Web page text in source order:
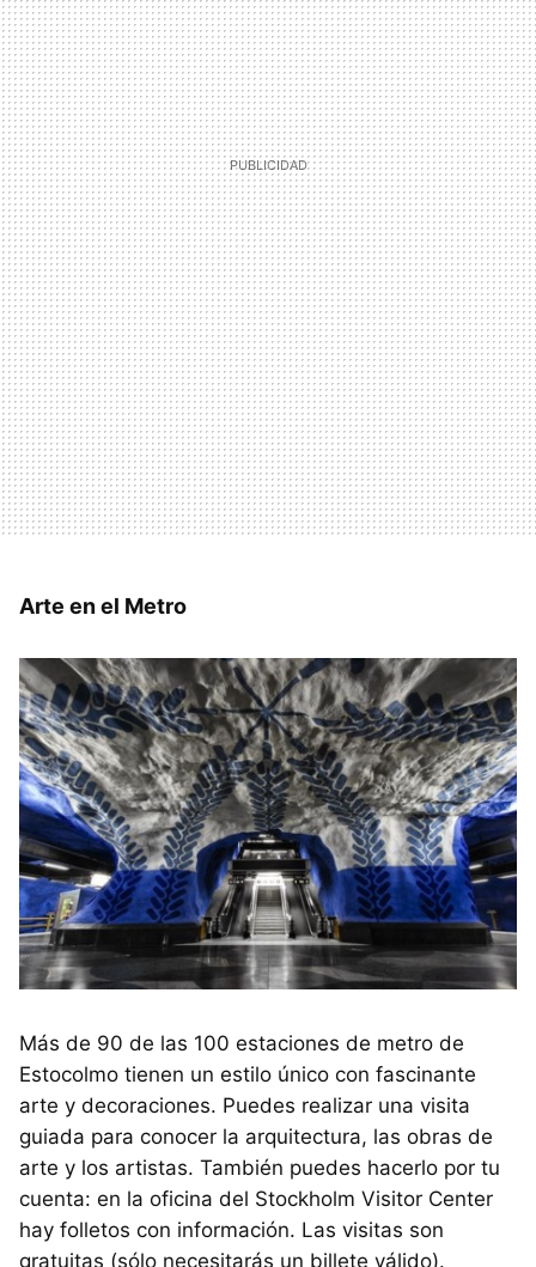
Arte en el Metro
Más de 90 de las 100 estaciones de metro de
Estocolmo tienen un estilo único con fascinante
arte y decoraciones. Puedes realizar una visita
guiada para conocer la arquitectura, las obras de
arte y los artistas. También puedes hacerlo por tu
cuenta: en la oficina del Stockholm Visitor Center
hay folletos con información. Las visitas son
gratuitas (sólo necesitarás un billete válido).